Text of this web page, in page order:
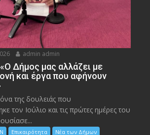
admin admin
Δήμος μας αλλάζει με
και έργα που αφήνουν
της δουλειάς που
τον Ιούλιο και τις πρώτες ημέρες του
Επικαιρότητα Νέα των Δήμων